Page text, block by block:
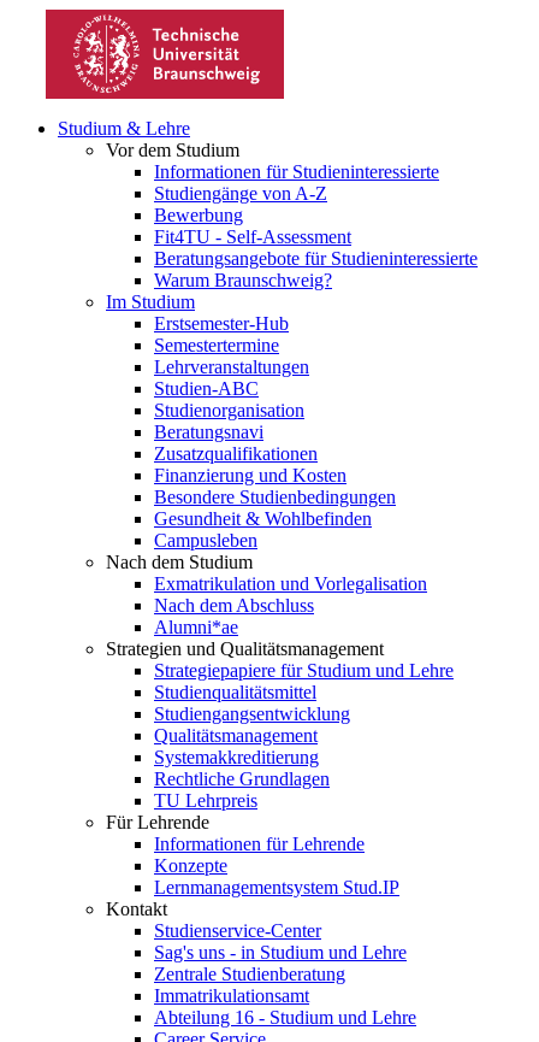
Studium & Lehre
Vor dem Studium
Informationen für Studieninteressierte
Studiengänge von A-Z
Bewerbung
Fit4TU - Self-Assessment
Beratungsangebote für Studieninteressierte
Warum Braunschweig?
Im Studium
Erstsemester-Hub
Semestertermine
Lehrveranstaltungen
Studien-ABC
Studienorganisation
Beratungsnavi
Zusatzqualifikationen
Finanzierung und Kosten
Besondere Studienbedingungen
Gesundheit & Wohlbefinden
Campusleben
Nach dem Studium
Exmatrikulation und Vorlegalisation
Nach dem Abschluss
Alumni*ae
Strategien und Qualitätsmanagement
Strategiepapiere für Studium und Lehre
Studienqualitätsmittel
Studiengangsentwicklung
Qualitätsmanagement
Systemakkreditierung
Rechtliche Grundlagen
TU Lehrpreis
Für Lehrende
Informationen für Lehrende
Konzepte
Lernmanagementsystem Stud.IP
Kontakt
Studienservice-Center
Sag's uns - in Studium und Lehre
Zentrale Studienberatung
Immatrikulationsamt
Abteilung 16 - Studium und Lehre